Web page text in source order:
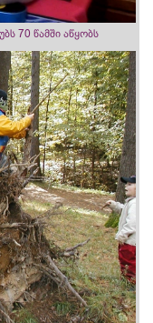
70 წამში აწყობს